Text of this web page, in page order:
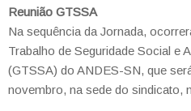
Reunião GTSSA
Na sequência da Jornada,
Trabalho de Seguridade Social e
(GTSSA) do ANDES-SN, que
novembro, na sede do sindicato,